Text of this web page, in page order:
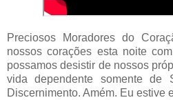
Preciosos Moradores do
nossos corações esta noite
possamos desistir de nossos
vida dependente somente de
Discernimento. Amém. Eu estive